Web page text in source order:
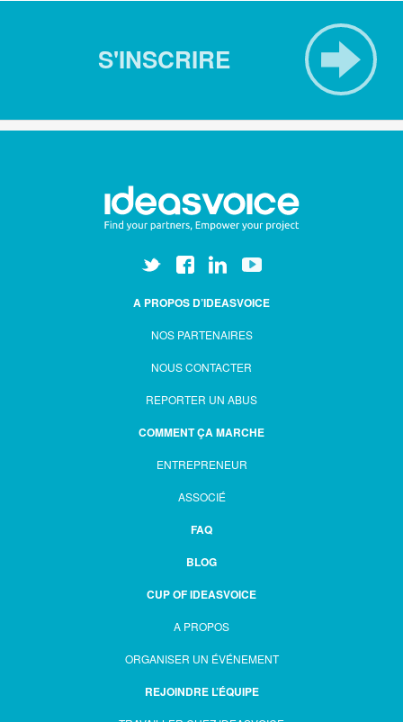
S'INSCRIRE
A PROPOS D’IDEASVOICE
NOS PARTENAIRES
NOUS CONTACTER
REPORTER UN ABUS
COMMENT ÇA MARCHE
ENTREPRENEUR
ASSOCIÉ
FAQ
BLOG
CUP OF IDEASVOICE
A PROPOS
ORGANISER UN ÉVÉNEMENT
REJOINDRE L’ÉQUIPE